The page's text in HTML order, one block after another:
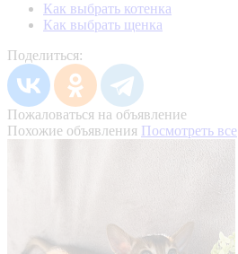
Как выбрать котенка
Как выбрать щенка
Поделиться:
Пожаловаться на объявление
Похожие объявления Посмотреть все